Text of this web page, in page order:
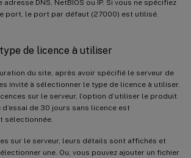
adresse DNS, NetBIOS ou IP. Si vous ne spécifiez
port, le port par défaut (27000) est utilisé.
de licence à utiliser
du site, après avoir spécifié le serveur de
invité à sélectionner le type de licence à utiliser.
sur le serveur, l’option d’utiliser le produit
de 30 jours sans licence est
sélectionnée.
sur le serveur, leurs détails sont affichés et
une. Ou, vous pouvez ajouter un fichier